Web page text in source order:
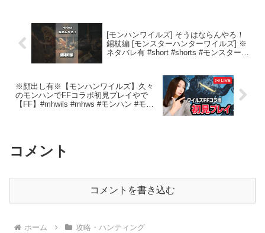
[モンハンワイルズ] そうはならんやろ！
錫杖編 [モンスターハンターワイルズ] ※
ネタバレ有 #short #shorts #モンスターハ
※顔出し有※【モンハンワイルズ】久々
のモンハンでFFコラボ初見プレイやで
【FF】#mhwils #mhws #モンハン #モン
コメント
コメントを書き込む
ホーム 攻略・ハンティング